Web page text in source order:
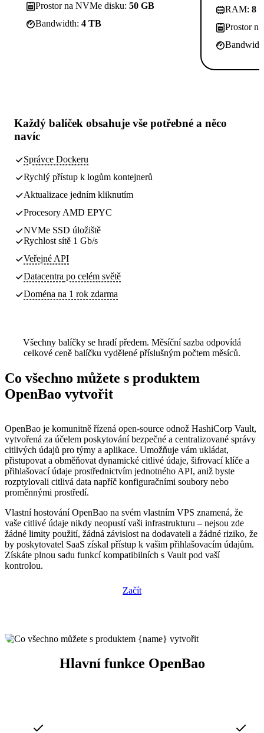
Prostor na NVMe disku: 50 GB
Bandwidth: 4 TB
RAM: 8
Prostor
Každý balíček obsahuje vše potřebné a něco
navíc
Správce Dockeru
Rychlý přístup k logům kontejnerů
Aktualizace jedním kliknutím
Procesory AMD EPYC
NVMe SSD úložiště
Rychlost sítě 1 Gb/s
Veřejné API
Datacentra po celém světě
Doména na 1 rok zdarma
Všechny balíčky se hradí předem. Měsíční sazba odpovídá
celkové ceně balíčku vydělené příslušným počtem měsíců.
Co všechno můžete s produktem
OpenBao vytvořit
OpenBao je komunitně řízená open-source odnož HashiCorp Vault,
vytvořená za účelem poskytování bezpečné a centralizované správy
citlivých údajů pro týmy a aplikace. Umožňuje vám ukládat,
přistupovat a obměňovat dynamické citlivé údaje, šifrovací klíče a
přihlašovací údaje prostřednictvím jednotného API, aniž byste
rozptylovali citlivá data napříč konfiguračními soubory nebo
proměnnými prostředí.
Vlastní hostování OpenBao na svém vlastním VPS znamená, že
vaše citlivé údaje nikdy neopustí vaši infrastrukturu – nejsou zde
žádné limity použití, žádná závislost na dodavateli a žádné riziko, že
by poskytovatel SaaS získal přístup k vašim přihlašovacím údajům.
Získáte plnou sadu funkcí kompatibilních s Vault pod vaší
kontrolou.
Začít
Hlavní funkce OpenBao